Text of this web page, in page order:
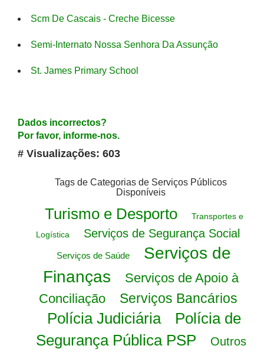
Scm De Cascais - Creche Bicesse
Semi-Internato Nossa Senhora Da Assunção
St. James Primary School
Dados incorrectos?
Por favor, informe-nos.
# Visualizações: 603
Tags de Categorias de Serviços Públicos
Disponíveis
Turismo e Desporto
Transportes e
Logística
Serviços de Segurança Social
Serviços de Saúde
Serviços de
Finanças
Serviços de Apoio à
Conciliação
Serviços Bancários
Polícia Judiciária
Polícia de
Segurança Pública PSP
Outros